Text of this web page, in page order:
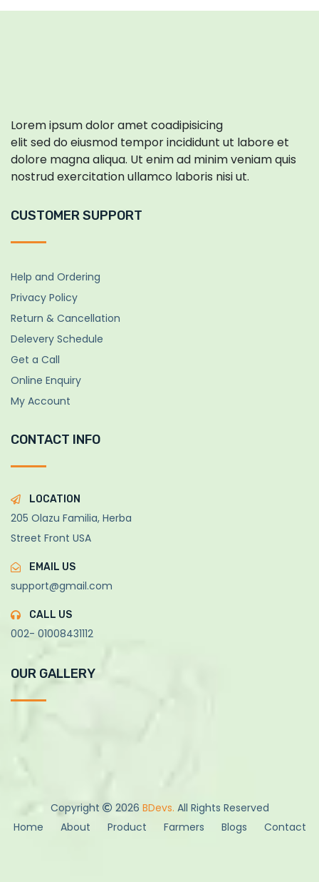
Lorem ipsum dolor amet coadipisicing
elit sed do eiusmod tempor incididunt ut labore et
dolore magna aliqua. Ut enim ad minim veniam quis
nostrud exercitation ullamco laboris nisi ut.
CUSTOMER SUPPORT
Help and Ordering
Privacy Policy
Return & Cancellation
Delevery Schedule
Get a Call
Online Enquiry
My Account
CONTACT INFO
LOCATION
205 Olazu Familia, Herba
Street Front USA
EMAIL US
support@gmail.com
CALL US
002- 01008431112
OUR GALLERY
Copyright 2026 BDevs. All Rights Reserved
Home
About Product Farmers Blogs Contact